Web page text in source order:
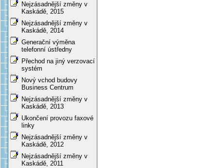
Nejzásadnější změny v
Kaskádě, 2015
Nejzásadnější změny v
Kaskádě, 2014
Generační výměna
telefonní ústředny
Přechod na jiný verzovací
systém
Nový vchod budovy
Business Centrum
Nejzásadnější změny v
Kaskádě, 2013
Ukončení provozu faxové
linky
Nejzásadnější změny v
Kaskádě, 2012
Nejzásadnější změny v
Kaskádě, 2011